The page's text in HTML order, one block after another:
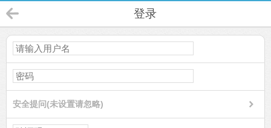
登录
安全提问(未设置请忽略)